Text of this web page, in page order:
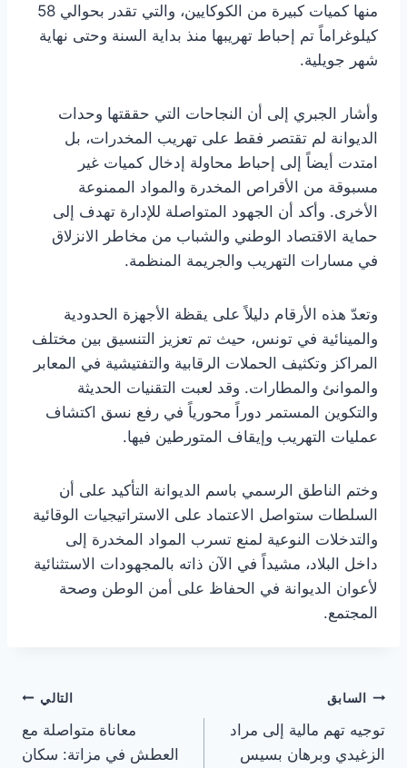
منها كميات كبيرة من الكوكايين، والتي تقدر بحوالي 58
كيلوغراماً تم إحباط تهريبها منذ بداية السنة وحتى نهاية
شهر جويلية.
وأشار الجبري إلى أن النجاحات التي حققتها وحدات
الديوانة لم تقتصر فقط على تهريب المخدرات، بل
امتدت أيضاً إلى إحباط محاولة إدخال كميات غير
مسبوقة من الأقراص المخدرة والمواد الممنوعة
الأخرى. وأكد أن الجهود المتواصلة للإدارة تهدف إلى
حماية الاقتصاد الوطني والشباب من مخاطر الانزلاق
في مسارات التهريب والجريمة المنظمة.
وتعدّ هذه الأرقام دليلاً على يقظة الأجهزة الحدودية
والمينائية في تونس، حيث تم تعزيز التنسيق بين مختلف
المراكز وتكثيف الحملات الرقابية والتفتيشية في المعابر
والموانئ والمطارات. وقد لعبت التقنيات الحديثة
والتكوين المستمر دوراً محورياً في رفع نسق اكتشاف
عمليات التهريب وإيقاف المتورطين فيها.
وختم الناطق الرسمي باسم الديوانة التأكيد على أن
السلطات ستواصل الاعتماد على الاستراتيجيات الوقائية
والتدخلات النوعية لمنع تسرب المواد المخدرة إلى
داخل البلاد، مشيداً في الآن ذاته بالمجهودات الاستثنائية
لأعوان الديوانة في الحفاظ على أمن الوطن وصحة
المجتمع.
تصفّح
المقالات
السابق
توجيه تهم مالية إلى مراد
الزغيدي وبرهان بسيس
التالي
معاناة متواصلة مع
العطش في مزاتة: سكان